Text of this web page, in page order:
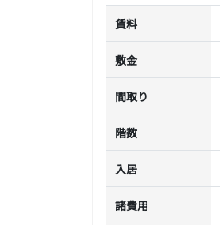
賃料
敷金
間取り
階数
入居
諸費用